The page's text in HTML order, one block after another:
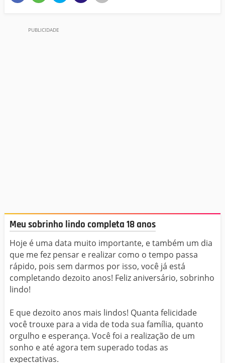
Meu sobrinho lindo completa 18 anos
Hoje é uma data muito importante, e também um dia
que me fez pensar e realizar como o tempo passa
rápido, pois sem darmos por isso, você já está
completando dezoito anos! Feliz aniversário, sobrinho
lindo!
E que dezoito anos mais lindos! Quanta felicidade
você trouxe para a vida de toda sua família, quanto
orgulho e esperança. Você foi a realização de um
sonho e até agora tem superado todas as
expectativas.